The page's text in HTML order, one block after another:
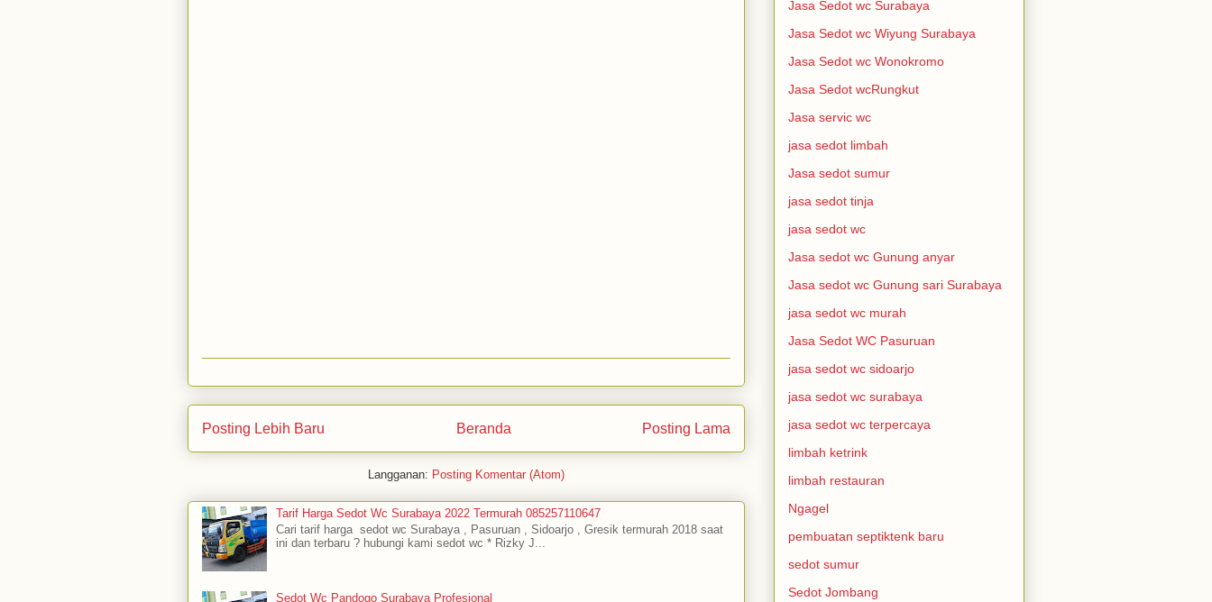
Posting Lebih Baru Posting Lama
Beranda
Langganan: Posting Komentar (Atom)
Tarif Harga Sedot Wc Surabaya 2022 Termurah 085257110647
Cari tarif harga sedot wc Surabaya , Pasuruan , Sidoarjo , Gresik termurah 2018 saat
ini dan terbaru ? hubungi kami sedot wc * Rizky J...
Sedot Wc Pandogo Surabaya Profesional
Jasa Sedot wc Surabaya
Jasa Sedot wc Wiyung Surabaya
Jasa Sedot wc Wonokromo
Jasa Sedot wcRungkut
Jasa servic wc
jasa sedot limbah
Jasa sedot sumur
jasa sedot tinja
jasa sedot wc
Jasa sedot wc Gunung anyar
Jasa sedot wc Gunung sari Surabaya
jasa sedot wc murah
Jasa Sedot WC Pasuruan
jasa sedot wc sidoarjo
jasa sedot wc surabaya
jasa sedot wc terpercaya
limbah ketrink
limbah restauran
Ngagel
pembuatan septiktenk baru
sedot sumur
Sedot Jombang